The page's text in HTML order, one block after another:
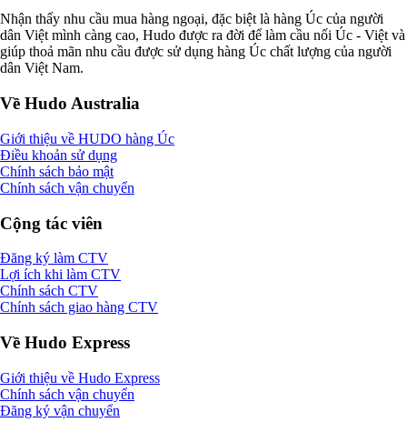
Nhận thấy nhu cầu mua hàng ngoại, đặc biệt là hàng Úc của người
dân Việt mình càng cao, Hudo được ra đời để làm cầu nối Úc - Việt và
giúp thoả mãn nhu cầu được sử dụng hàng Úc chất lượng của người
dân Việt Nam.
Về Hudo Australia
Giới thiệu về HUDO hàng Úc
Điều khoản sử dụng
Chính sách bảo mật
Chính sách vận chuyển
Cộng tác viên
Đăng ký làm CTV
Lợi ích khi làm CTV
Chính sách CTV
Chính sách giao hàng CTV
Về Hudo Express
Giới thiệu về Hudo Express
Chính sách vận chuyển
Đăng ký vận chuyển